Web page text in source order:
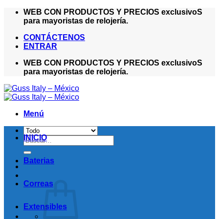
SaltarWEB CON PRODUCTOS Y PRECIOS exclusivoS
para mayoristas de relojería.
CONTÁCTENOS
ENTRAR
WEB CON PRODUCTOS Y PRECIOS exclusivoS
para mayoristas de relojería.
Menú
Buscar
por:
INICIO
Baterias
Correas
Extensibles